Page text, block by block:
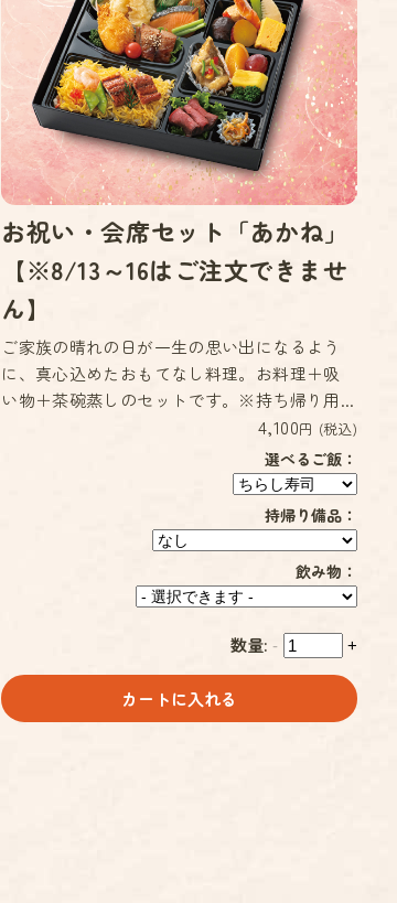
お祝い・会席セット「あかね」
【※8/13～16はご注文できませ
ん】
ご家族の晴れの日が一生の思い出になるよう
に、真心込めたおもてなし料理。お料理＋吸
い物＋茶碗蒸しのセットです。※持ち帰り用...
4,100円 (税込)
選べるご飯：
持帰り備品：
飲み物：
数量: - +
カートに入れる